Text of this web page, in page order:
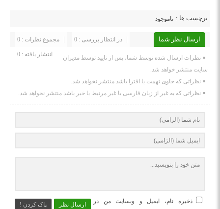
برچسب ها : ناموجود
ارسال نظر شما مجموع نظرات : 0 در انتظار بررسی : 0
انتشار یافته : 0
نظرات ارسال شده توسط شما، پس از تایید توسط مدیران
سایت منتشر خواهد شد.
نظراتی که حاوی تهمت یا افترا باشد منتشر نخواهد شد.
نظراتی که به غیر از زبان فارسی یا غیر مرتبط با خبر باشد منتشر نخواهد شد.
ارسال نظر پاک کردن !
ذخیره نام، ایمیل و وبسایت من در